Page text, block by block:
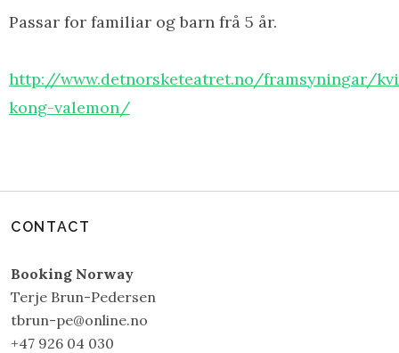
Passar for familiar og barn frå 5 år.
http://www.detnorsketeatret.no/framsyningar/
kong-valemon/
CONTACT
Booking Norway
Terje Brun-Pedersen
tbrun-pe@online.no
+47 926 04 030